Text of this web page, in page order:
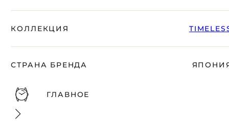
БЕСПЛАТНАЯ ДОСТАВКА
ГАРАНТИЯ 12-24 МЕСЯЦА
КОЛЛЕКЦИЯ
СТРАНА БРЕНДА
ГЛАВНОЕ